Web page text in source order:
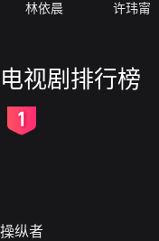
林依晨 许玮甯
电视剧排行榜
操纵者